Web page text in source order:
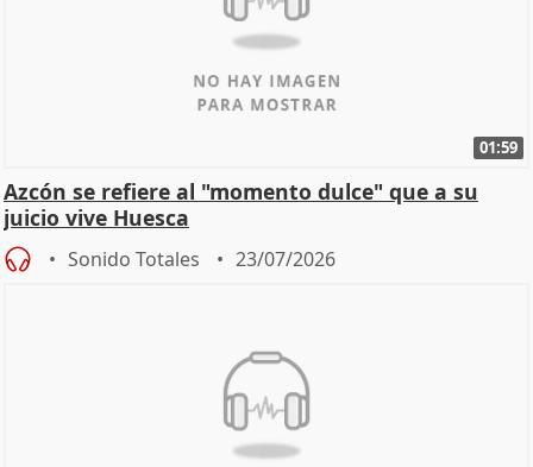
01:59
Azcón se refiere al "momento dulce" que a su
juicio vive Huesca
Sonido Totales 23/07/2026